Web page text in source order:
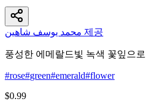
محمد يوسف شاهين 제공
풍성한 에메랄드빛 녹색 꽃잎으
#rose#green#emerald#flower
$0.99